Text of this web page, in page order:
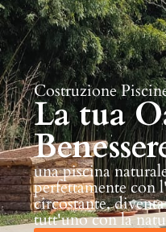
Costruzione
La tua
una piscina
perfettamente con
circostante,
tutt'uno con la